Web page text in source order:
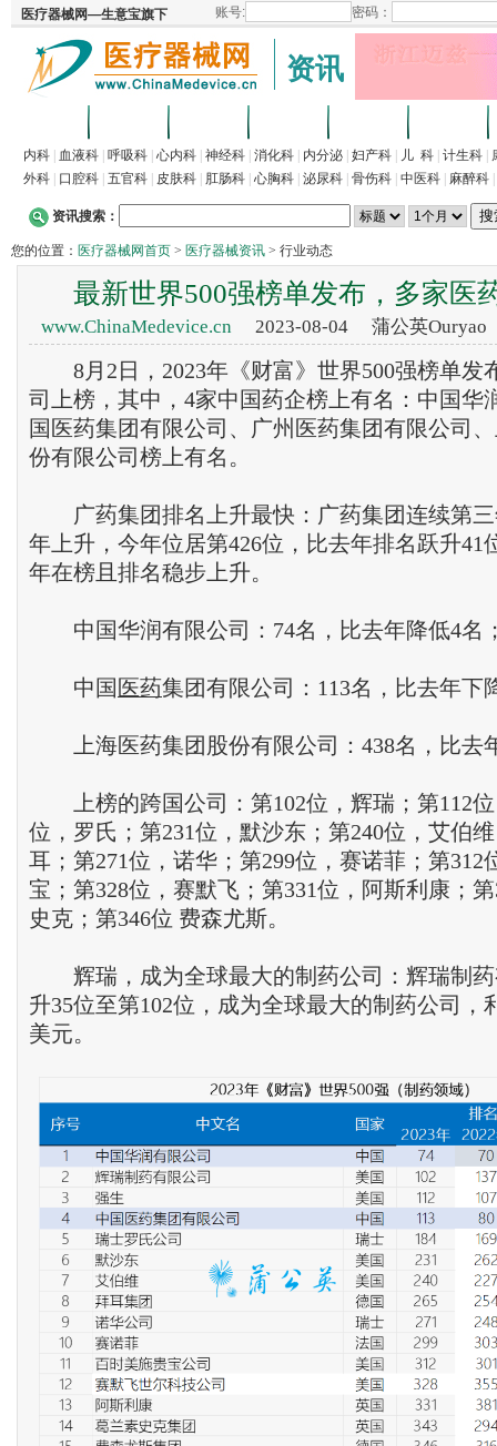
资讯
内科 血液科 呼吸科 心内科 神经科 消化科 内分泌 妇产科 儿 科 计生科
外科
口腔科 五官科 皮肤科 肛肠科 心胸科 泌尿科 骨伤科 中医科 麻醉科
资讯搜索：
您的位置： 医疗器械网首页 > 医疗器械资讯 > 行业动态
最新世界500强榜单发布，多家医
www.ChinaMedevice.cn 2023-08-04 蒲公英
8月2日，2023年《财富》世界500强榜单发
司上榜，其中，4家中国药企榜上有名：中国华
国医药集团有限公司、广州医药集团有限公司
份有限公司榜上有名。
广药集团排名上升最快：广药集团连续第三
年上升，今年位居第426位，比去年排名跃升41
年在榜且排名稳步上升。
中国华润有限公司：74名，比去年降低4名
中国 医药集团有限公司：113名，比去年下
上海医药集团股份有限公司：438名，比去
上榜的跨国公司：第102位，辉瑞；第112位
位，罗氏；第231位，默沙东；第240位，艾伯
耳；第271位，诺华；第299位，赛诺菲；第312
宝；第328位，赛默飞；第331位，阿斯利康；
史克；第346位 费森尤斯。
辉瑞，成为全球最大的制药公司：辉瑞制药
升35位至第102位，成为全球最大的制药公司，
美元。